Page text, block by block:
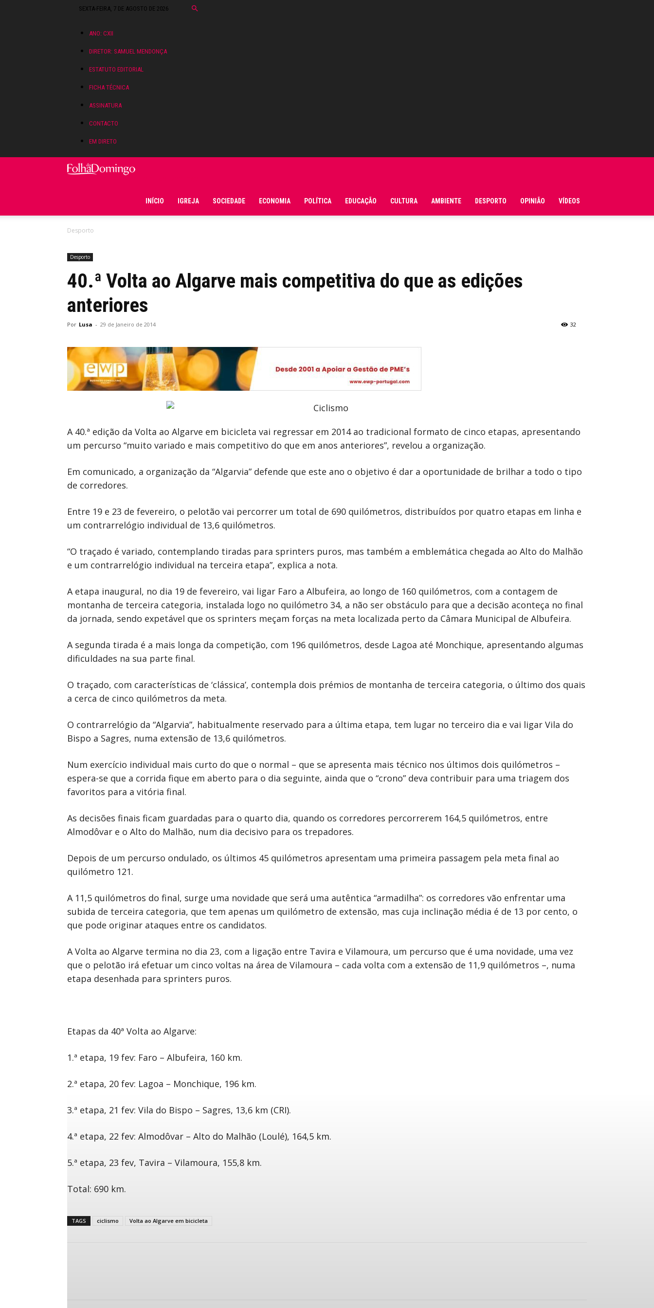
SEXTA-FEIRA, 7 DE AGOSTO DE 2026
ANO: CXII
DIRETOR: SAMUEL MENDONÇA
ESTATUTO EDITORIAL
FICHA TÉCNICA
ASSINATURA
CONTACTO
EM DIRETO
INÍCIO IGREJA SOCIEDADE ECONOMIA POLÍTICA EDUCAÇÃO CULTURA AMBIENTE DESPORTO OPINIÃO VÍDEOS
Desporto
Desporto
40.ª Volta ao Algarve mais competitiva do que as edições
anteriores
Por Lusa - 29 de Janeiro de 2014 32
A 40.ª edição da Volta ao Algarve em bicicleta vai regressar em 2014 ao tradicional formato de cinco etapas, apresentando
um percurso “muito variado e mais competitivo do que em anos anteriores”, revelou a organização.
Em comunicado, a organização da “Algarvia” defende que este ano o objetivo é dar a oportunidade de brilhar a todo o tipo
de corredores.
Entre 19 e 23 de fevereiro, o pelotão vai percorrer um total de 690 quilómetros, distribuídos por quatro etapas em linha e
um contrarrelógio individual de 13,6 quilómetros.
“O traçado é variado, contemplando tiradas para sprinters puros, mas também a emblemática chegada ao Alto do Malhão
e um contrarrelógio individual na terceira etapa”, explica a nota.
A etapa inaugural, no dia 19 de fevereiro, vai ligar Faro a Albufeira, ao longo de 160 quilómetros, com a contagem de
montanha de terceira categoria, instalada logo no quilómetro 34, a não ser obstáculo para que a decisão aconteça no final
da jornada, sendo expetável que os sprinters meçam forças na meta localizada perto da Câmara Municipal de Albufeira.
A segunda tirada é a mais longa da competição, com 196 quilómetros, desde Lagoa até Monchique, apresentando algumas
dificuldades na sua parte final.
O traçado, com características de ‘clássica’, contempla dois prémios de montanha de terceira categoria, o último dos quais
a cerca de cinco quilómetros da meta.
O contrarrelógio da “Algarvia”, habitualmente reservado para a última etapa, tem lugar no terceiro dia e vai ligar Vila do
Bispo a Sagres, numa extensão de 13,6 quilómetros.
Num exercício individual mais curto do que o normal – que se apresenta mais técnico nos últimos dois quilómetros –
espera-se que a corrida fique em aberto para o dia seguinte, ainda que o “crono” deva contribuir para uma triagem dos
favoritos para a vitória final.
As decisões finais ficam guardadas para o quarto dia, quando os corredores percorrerem 164,5 quilómetros, entre
Almodôvar e o Alto do Malhão, num dia decisivo para os trepadores.
Depois de um percurso ondulado, os últimos 45 quilómetros apresentam uma primeira passagem pela meta final ao
quilómetro 121.
A 11,5 quilómetros do final, surge uma novidade que será uma autêntica “armadilha”: os corredores vão enfrentar uma
subida de terceira categoria, que tem apenas um quilómetro de extensão, mas cuja inclinação média é de 13 por cento, o
que pode originar ataques entre os candidatos.
A Volta ao Algarve termina no dia 23, com a ligação entre Tavira e Vilamoura, um percurso que é uma novidade, uma vez
que o pelotão irá efetuar um cinco voltas na área de Vilamoura – cada volta com a extensão de 11,9 quilómetros –, numa
etapa desenhada para sprinters puros.
Etapas da 40ª Volta ao Algarve:
1.ª etapa, 19 fev: Faro – Albufeira, 160 km.
2.ª etapa, 20 fev: Lagoa – Monchique, 196 km.
3.ª etapa, 21 fev: Vila do Bispo – Sagres, 13,6 km (CRI).
4.ª etapa, 22 fev: Almodôvar – Alto do Malhão (Loulé), 164,5 km.
5.ª etapa, 23 fev, Tavira – Vilamoura, 155,8 km.
Total: 690 km.
TAGS ciclismo Volta ao Algarve em bicicleta